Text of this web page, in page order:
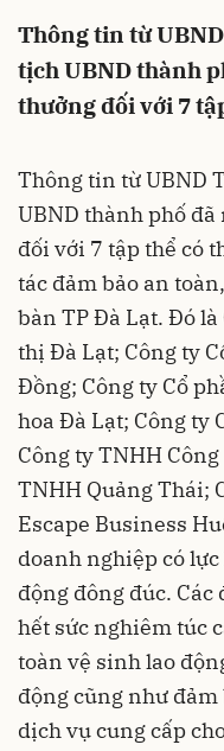
Thông tin từ
tịch UBND thành
thưởng đối với 7
Thông tin từ UBND
UBND thành phố
đối với 7 tập thể có
tác đảm bảo an
bàn TP Đà Lạt. Đó
thị Đà Lạt; Công ty
Đồng; Công ty Cổ
hoa Đà Lạt; Công ty
Công ty TNHH
TNHH Quảng Thái;
Escape Business
doanh nghiệp có
động đông đúc.
hết sức nghiêm túc
toàn vệ sinh lao
động cũng như
dịch vụ cung cấp